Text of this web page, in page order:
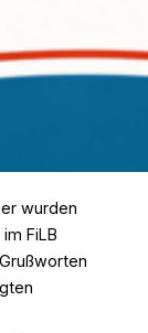
wurden
FiLB